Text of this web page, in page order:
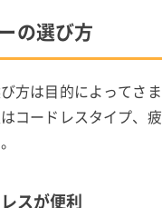
の選び方
方は目的によってさま
コードレスタイプ、
スが便利